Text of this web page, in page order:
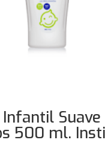
Suave
500 ml.